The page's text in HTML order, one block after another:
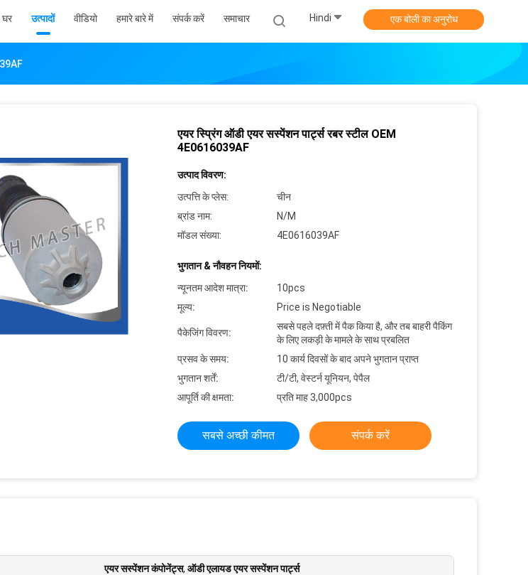
घर उत्पादों वीडियो हमारे बारे में संपर्क करें समाचार Hindi एक बोली का अनुरोध
एयर स्प्रिंग ऑडी एयर सस्पेंशन पार्ट्स रबर स्टील OEM
4E0616039AF
उत्पाद विवरण:
उत्पत्ति के प्लेस:
चीन
ब्रांड नाम:
N/M
मॉडल संख्या:
4E0616039AF
भुगतान & नौवहन नियमों:
न्यूनतम आदेश मात्रा:
10pcs
मूल्य:
Price is Negotiable
पैकेजिंग विवरण:
सबसे पहले दफ़्ती में पैक किया है, और तब बाहरी पैकिंग
के लिए लकड़ी के मामले के साथ प्रबलित
प्रसव के समय:
10 कार्य दिवसों के बाद अपने भुगतान प्राप्त
भुगतान शर्तें:
टी/टी, वेस्टर्न यूनियन, पेपैल
आपूर्ति की क्षमता:
प्रति माह 3,000pcs
सबसे अच्छी कीमत संपर्क करें
एयर सस्पेंशन कंपोनेंट्स, ऑडी एलायड एयर सस्पेंशन पार्ट्स